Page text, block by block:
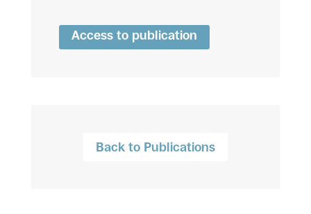
Access to publication
Back to Publications